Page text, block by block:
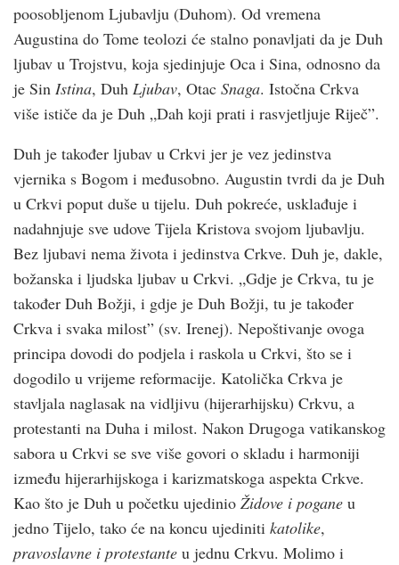
poosobljenom Ljubavlju (Duhom). Od vremena
Augustina do Tome teolozi će stalno ponavljati da je Duh
ljubav u Trojstvu, koja sjedinjuje Oca i Sina, odnosno da
je Sin Istina, Duh Ljubav, Otac Snaga. Istočna Crkva
više ističe da je Duh „Dah koji prati i rasvjetljuje Riječ”.
Duh je također ljubav u Crkvi jer je vez jedinstva
vjernika s Bogom i međusobno. Augustin tvrdi da je Duh
u Crkvi poput duše u tijelu. Duh pokreće, usklađuje i
nadahnjuje sve udove Tijela Kristova svojom ljubavlju.
Bez ljubavi nema života i jedinstva Crkve. Duh je, dakle,
božanska i ljudska ljubav u Crkvi. „Gdje je Crkva, tu je
također Duh Božji, i gdje je Duh Božji, tu je također
Crkva i svaka milost” (sv. Irenej). Nepoštivanje ovoga
principa dovodi do podjela i raskola u Crkvi, što se i
dogodilo u vrijeme reformacije. Katolička Crkva je
stavljala naglasak na vidljivu (hijerarhijsku) Crkvu, a
protestanti na Duha i milost. Nakon Drugoga vatikanskog
sabora u Crkvi se sve više govori o skladu i harmoniji
između hijerarhijskoga i karizmatskoga aspekta Crkve.
Kao što je Duh u početku ujedinio Židove i pogane u
jedno Tijelo, tako će na koncu ujediniti katolike,
pravoslavne i protestante u jednu Crkvu. Molimo i